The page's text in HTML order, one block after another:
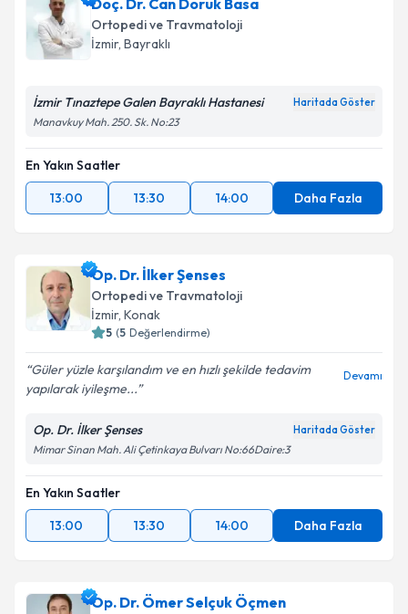
takvim hazırlandığında e-posta ile bilgilendireceğiz.
E-posta Adresiniz
Kişisel verilerimin işlenmesine ilişkin
Metni'ni okudum ve kişisel verilerimin belirtilen
kapsamda işlenmesini kabul ediyorum.
Doç. Dr. Can Doruk Basa
Ortopedi ve Travmatoloji
İzmir, Bayraklı
İzmir Tınaztepe Galen Bayraklı Hastanesi Haritada Göster
Manavkuy Mah. 250. Sk. No:23
En Yakın Saatler
13:00
13:30 14:00 Daha Fazla
Op. Dr. İlker Şenses
Ortopedi ve Travmatoloji
İzmir, Konak
5 (5 Değerlendirme)
Güler yüzle karşılandım ve en hızlı şekilde tedavim
yapılarak iyileşme...
Devamı
Op. Dr. İlker Şenses Haritada Göster
Mimar Sinan Mah. Ali Çetinkaya Bulvarı No:66Daire:3
En Yakın Saatler
13:00
13:30 14:00 Daha Fazla
Op. Dr. Ömer Selçuk Öçmen